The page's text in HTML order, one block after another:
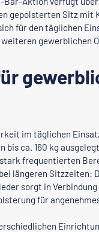
gepolsterten Sitz mit
für den täglichen
gewerblichen
im täglichen
bis ca. 160 kg
frequentierten
längeren Sitzzeiten:
sorgt in
für